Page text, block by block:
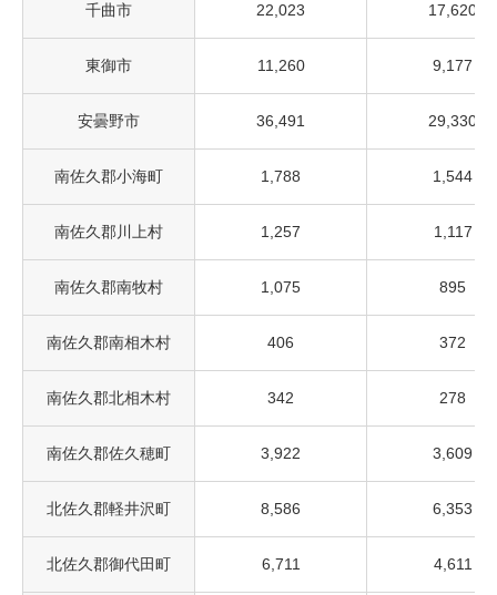
千曲市 22,023 17,620
東御市 11,260 9,177
安曇野市 36,491 29,330
南佐久郡小海町 1,788 1,544
南佐久郡川上村 1,257 1,117
南佐久郡南牧村 1,075 895
南佐久郡南相木村 406 372
南佐久郡北相木村 342 278
南佐久郡佐久穂町 3,922 3,609
北佐久郡軽井沢町 8,586 6,353
北佐久郡御代田町 6,711 4,611